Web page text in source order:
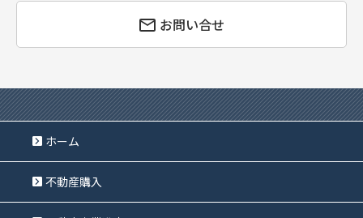
お問い合せ
ホーム
不動産購入